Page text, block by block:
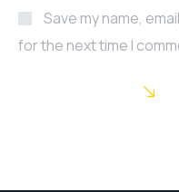
Save my name,
for the next time I